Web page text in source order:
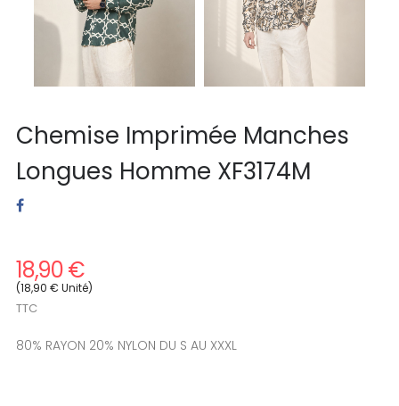
Chemise Imprimée Manches
Longues Homme XF3174M
18,90 €
(18,90 € Unité)
TTC
80% RAYON 20% NYLON DU S AU XXXL